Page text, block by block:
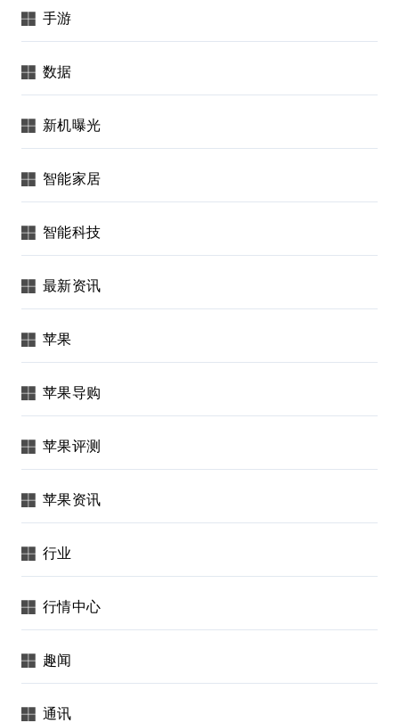
手游
数据
新机曝光
智能家居
智能科技
最新资讯
苹果
苹果导购
苹果评测
苹果资讯
行业
行情中心
趣闻
通讯